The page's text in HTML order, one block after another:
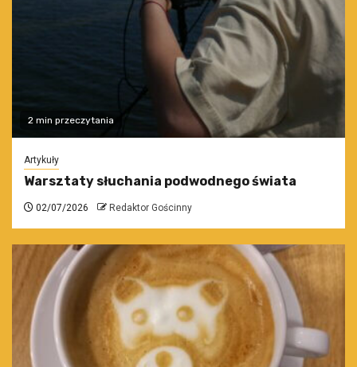
2 min przeczytania
Artykuły
Warsztaty słuchania podwodnego świata
02/07/2026 Redaktor Gościnny